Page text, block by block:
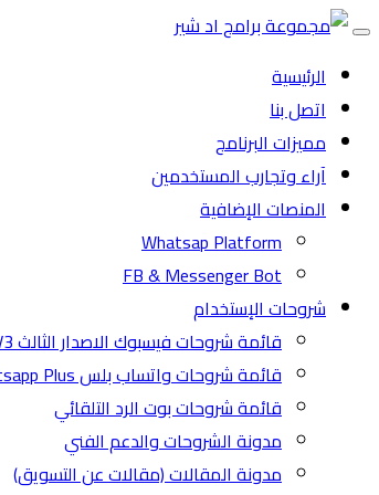
Toggle
الرئيسية
اتصل بنا
مميزات البرنامج
آراء وتجارب المستخدمين
المنصات الإضافية
Whatsap Platform
FB & Messenger Bot
شروحات الإستخدام
قائمة شروحات فيسبوك الاصدار الثالث V3
قائمة شروحات واتساب بلس Whatsapp Plus +
قائمة شروحات بوت الرد التلقائي
مدونة الشروحات والدعم الفني
مدونة المقالات (مقالات عن التسويق)